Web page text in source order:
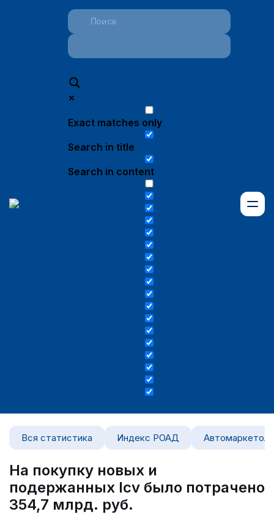
Exact matches only
Search in title
Search in content
Вся статистика Индекс РОАД
На покупку новых и
подержанных lcv было потрачено
354,7 млрд. руб.